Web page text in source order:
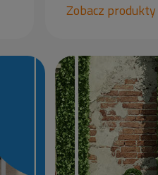
Zobacz produkty